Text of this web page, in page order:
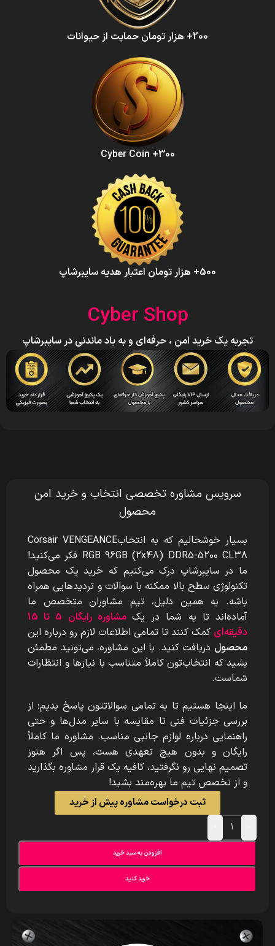
200+ هزار تومان حمایت از حیوانات
300+ Cyber Coin
500+ هزار تومان اعتبار هدیه سایبرشاپ
Cyber Shop
تجربه یک خرید امن ، حرفه‌ای و به یاد ماندنی در سایبرشاپ
سرویس مشاوره تخصصی انتخاب و خرید امن
محصول
بسیار خوشحالیم که به انتخابCorsair VENGEANCE
RGB 96GB (2x48) DDR5-5200 CL38 فکر می‌کنید!
ما در سایبرشاپ درک می‌کنیم که خرید یک محصول
تکنولوژی سطح بالا ممکنه با سوالات و تردیدهایی همراه
باشه. به همین دلیل، تیم مشاوران متخصص ما
آماده‌اند تا به شما در یک
مشاوره رایگان 5 تا 15
دقیقه‌ای کمک کنند تا تمامی اطلاعات لازم رو درباره این
محصول دریافت کنید. با این مشاوره، می‌تونید مطمئن
بشید که انتخاب‌تون کاملاً متناسب با نیازها و انتظارات
شماست.
ما اینجا هستیم تا به تمامی سوالاتتون پاسخ بدیم؛ از
بررسی جزئیات فنی تا مقایسه با سایر مدل‌ها و حتی
راهنمایی درباره لوازم جانبی مناسب. مشاوره ما کاملاً
رایگان و بدون هیچ تعهدی هست، پس اگر هنوز
تصمیم نهایی رو نگرفتید، کافیه یک قرار مشاوره بگذارید
و از تخصص تیم ما بهره‌مند بشید!
ثبت درخواست مشاوره پیش از خرید
افزودن به سبد خرید
خرید کنید